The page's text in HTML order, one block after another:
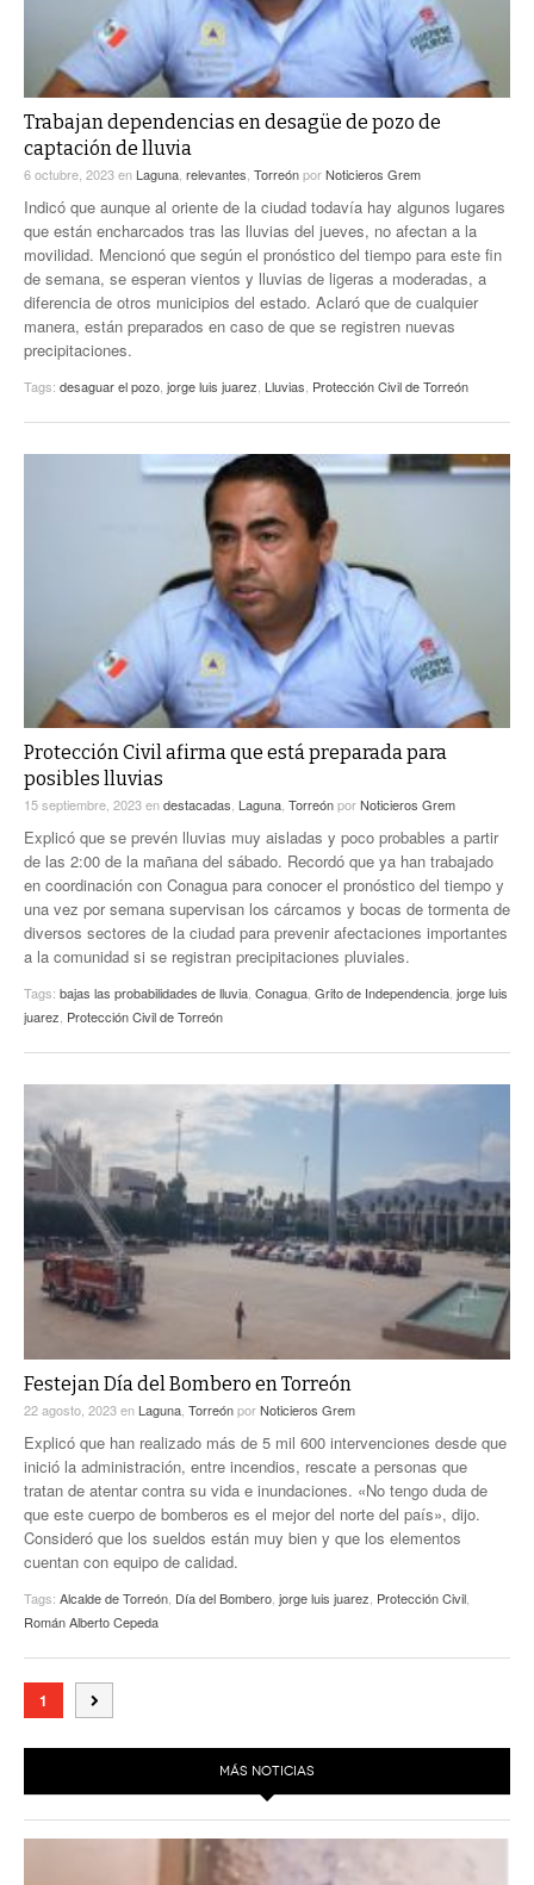
Trabajan dependencias en desagüe de pozo de
captación de lluvia
6 octubre, 2023en Laguna relevantes TorreónporNoticieros Grem
Indicó que aunque al oriente de la ciudad todavía hay algunos lugares
que están encharcados tras las lluvias del jueves, no afectan a la
movilidad. Mencionó que según el pronóstico del tiempo para este fin
de semana, se esperan vientos y lluvias de ligeras a moderadas, a
diferencia de otros municipios del estado. Aclaró que de cualquier
manera, están preparados en caso de que se registren nuevas
precipitaciones.
Tags: desaguar el pozo jorge luis juarez Lluvias Protección Civil de Torreón
Protección Civil afirma que está preparada para
posibles lluvias
15 septiembre, 2023endestacadas, Laguna, TorreónporNoticieros Grem
Explicó que se prevén lluvias muy aisladas y poco probables a partir
de las 2:00 de la mañana del sábado. Recordó que ya han trabajado
en coordinación con Conagua para conocer el pronóstico del tiempo y
una vez por semana supervisan los cárcamos y bocas de tormenta de
diversos sectores de la ciudad para prevenir afectaciones importantes
a la comunidad si se registran precipitaciones pluviales.
Tags: bajas las probabilidades de lluvia, Conagua, Grito de Independencia, jorge luis
juarez, Protección Civil de Torreón
Festejan Día del Bombero en Torreón
22 agosto, 2023en Laguna TorreónporNoticieros Grem
Explicó que han realizado más de 5 mil 600 intervenciones desde que
inició la administración, entre incendios, rescate a personas que
tratan de atentar contra su vida e inundaciones. «No tengo duda de
que este cuerpo de bomberos es el mejor del norte del país», dijo.
Consideró que los sueldos están muy bien y que los elementos
cuentan con equipo de calidad.
Tags: Alcalde de Torreón Día del Bombero jorge luis juarez Protección Civil
Román Alberto Cepeda
1
MÁS NOTICIAS